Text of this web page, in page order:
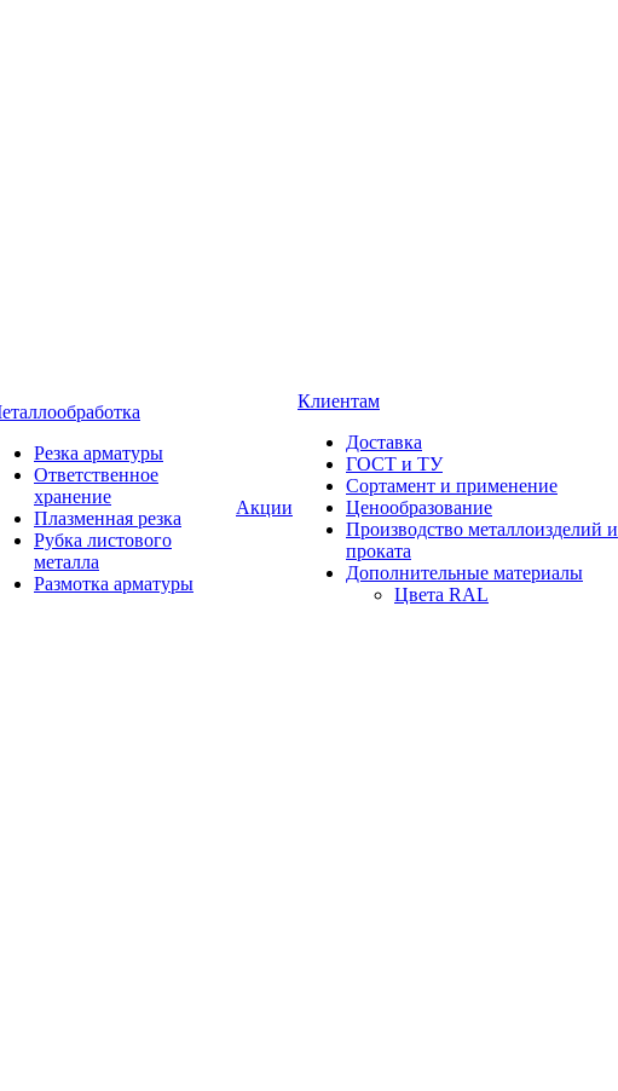
Резка арматуры
Ответственное
хранение
Плазменная резка
Рубка листового
металла
Размотка арматуры
Акции
Клиентам
Доставка
ГОСТ и ТУ
Сортамент и применение
Ценообразование
Производство металлоизделий и
проката
Дополнительные материалы
Цвета RAL